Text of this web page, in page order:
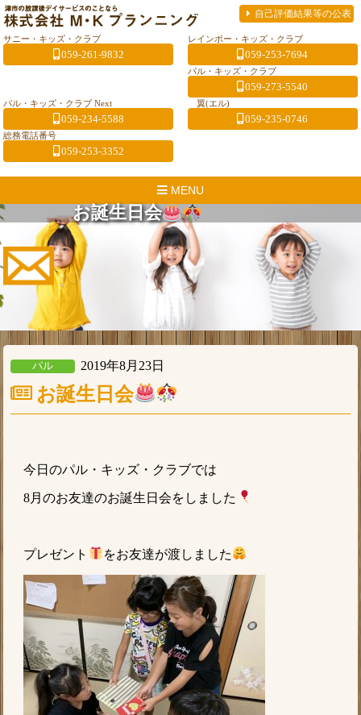
自己評価結果等の公表
サニー・キッズ・クラブ
059-261-9832
レインボー・キッズ・クラブ
059-253-7694
パル・キッズ・クラブ
059-273-5540
パル・キッズ・クラブ Next
059-234-5588
翼(エル)
059-235-0746
総務電話番号
059-253-3352
MENU
お誕生日会
パル 2019年8月23日
お誕生日会
今日のパル・キッズ・クラブでは
8月のお友達のお誕生日会をしました
プレゼント をお友達が渡しました